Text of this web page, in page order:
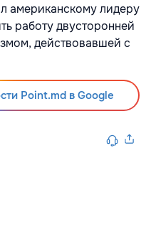
американскому лидеру
работу двусторонней
действовавшей с
Point.md в Google